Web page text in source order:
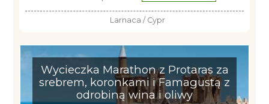
Larnaca / Cypr
Wycieczka Marathon z Protaras za
srebrem, koronkami i Famagustą z
odrobiną wina i oliwy